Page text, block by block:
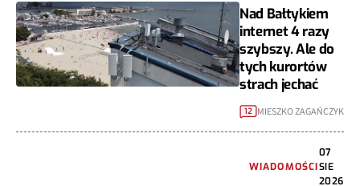
Nad Bałtykiem
internet 4 razy
szybszy. Ale do
tych kurortów
strach jechać
12 MIESZKO ZAGAŃCZYK
WIADOMOŚCI
07
SIE
2026